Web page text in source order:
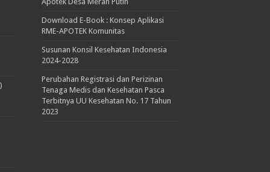
Download E-Book : Konsep Aplikasi
RME-APOTEK Komunitas
Susunan Konsil Kesehatan Indonesia
2024-2028
Perubahan Registrasi dan Perizinan
Tenaga Medis dan Kesehatan Pasca
Terbitnya UU Kesehatan No. 17 Tahun
2023